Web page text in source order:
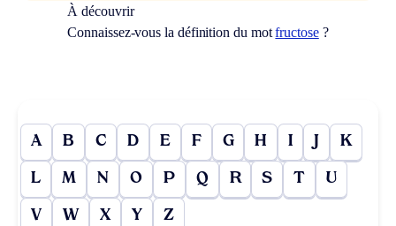
À découvrir
Connaissez-vous la définition du motfructose?
A B C D E F G H I J K
L M N O P Q R S T U
V W X Y Z